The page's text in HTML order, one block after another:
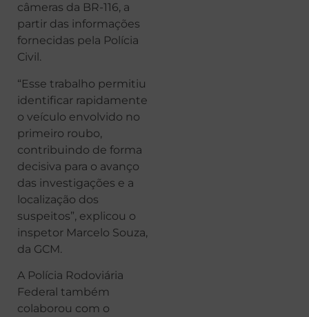
câmeras da BR-116, a
partir das informações
fornecidas pela Polícia
Civil.
“Esse trabalho permitiu
identificar rapidamente
o veículo envolvido no
primeiro roubo,
contribuindo de forma
decisiva para o avanço
das investigações e a
localização dos
suspeitos”, explicou o
inspetor Marcelo Souza,
da GCM.
A Polícia Rodoviária
Federal também
colaborou com o